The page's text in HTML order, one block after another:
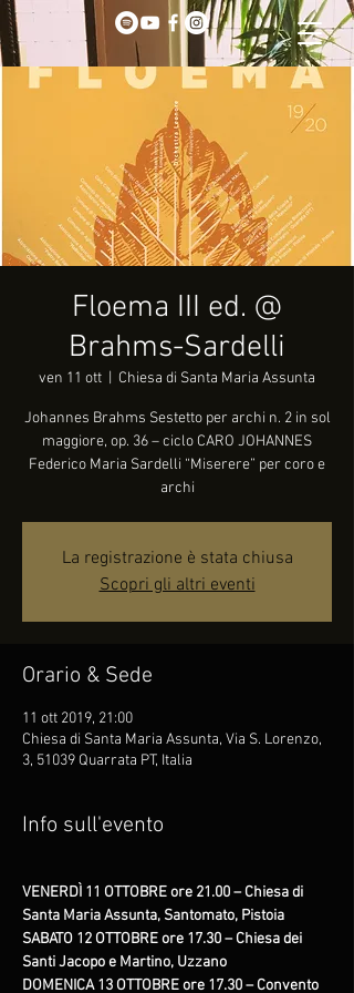
Floema III ed. @
Brahms-Sardelli
ven 11 ott Chiesa di Santa Maria Assunta
Johannes Brahms Sestetto per archi n. 2 in sol
maggiore, op. 36 – ciclo CARO JOHANNES
Federico Maria Sardelli “Miserere” per coro e
archi
La registrazione è stata chiusa
Scopri gli altri eventi
Orario & Sede
11 ott 2019, 21:00
Chiesa di Santa Maria Assunta, Via S. Lorenzo,
3, 51039 Quarrata PT, Italia
Info sull'evento
VENERDÌ 11 OTTOBRE ore 21.00 – Chiesa di
Santa Maria Assunta, Santomato, Pistoia
SABATO 12 OTTOBRE ore 17.30 – Chiesa dei
Santi Jacopo e Martino, Uzzano
DOMENICA 13 OTTOBRE ore 17.30 – Convento